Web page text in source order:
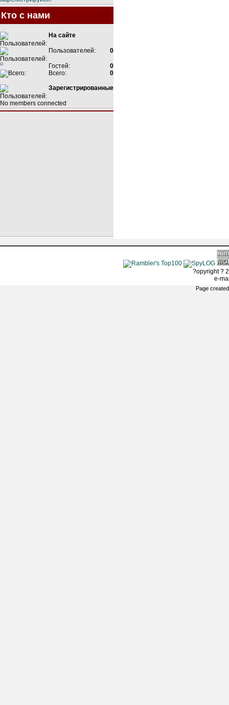
Кто с нами
На сайте
Пользователей: 0
Гостей:
0
Всего:
0
Зарегистрированные
No members connected
?opyright ?
e-
Page